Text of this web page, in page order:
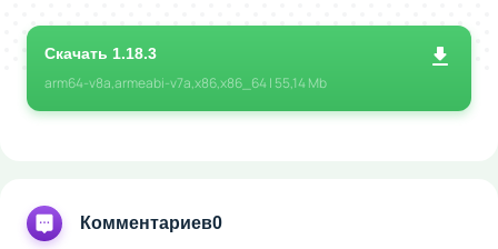
Скачать 1.18.3
arm64-v8a,armeabi-v7a,x86,x86_64 | 55,14 Mb
Комментариев0